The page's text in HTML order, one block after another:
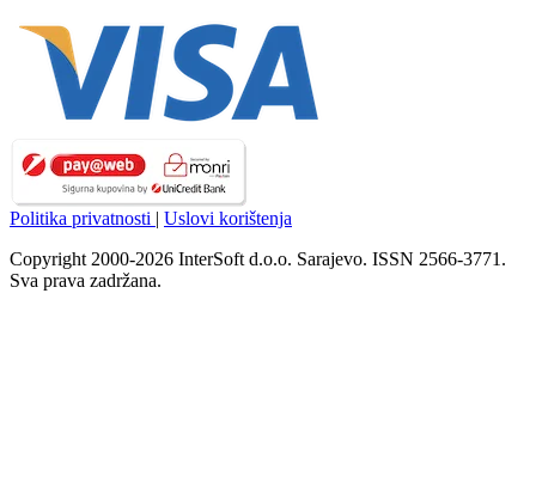
Politika privatnosti | Uslovi korištenja
Copyright 2000-2026 InterSoft d.o.o. Sarajevo. ISSN 2566-3771.
Sva prava zadržana.